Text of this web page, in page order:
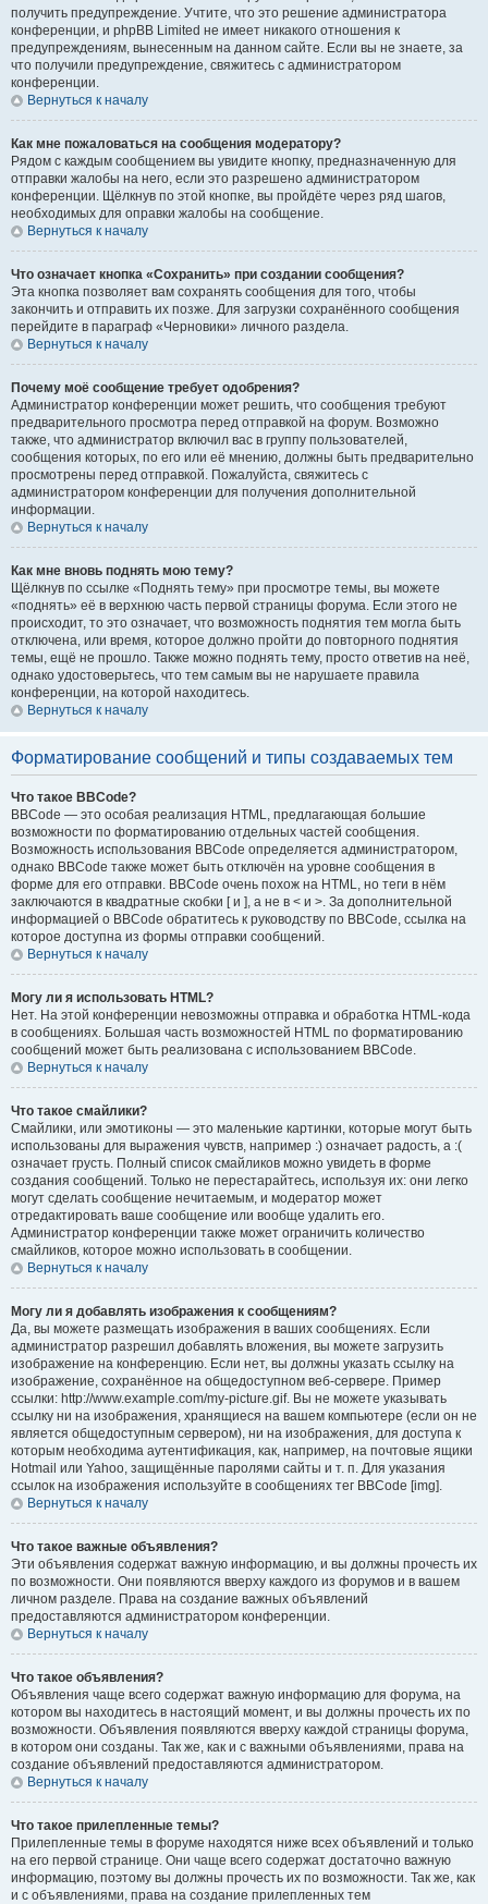
получить предупреждение. Учтите, что это решение администратора
конференции, и phpBB Limited не имеет никакого отношения к
предупреждениям, вынесенным на данном сайте. Если вы не знаете, за
что получили предупреждение, свяжитесь с администратором
конференции.
Вернуться к началу
Как мне пожаловаться на сообщения модератору?
Рядом с каждым сообщением вы увидите кнопку, предназначенную для
отправки жалобы на него, если это разрешено администратором
конференции. Щёлкнув по этой кнопке, вы пройдёте через ряд шагов,
необходимых для оправки жалобы на сообщение.
Вернуться к началу
Что означает кнопка «Сохранить» при создании сообщения?
Эта кнопка позволяет вам сохранять сообщения для того, чтобы
закончить и отправить их позже. Для загрузки сохранённого сообщения
перейдите в параграф «Черновики» личного раздела.
Вернуться к началу
Почему моё сообщение требует одобрения?
Администратор конференции может решить, что сообщения требуют
предварительного просмотра перед отправкой на форум. Возможно
также, что администратор включил вас в группу пользователей,
сообщения которых, по его или её мнению, должны быть предварительно
просмотрены перед отправкой. Пожалуйста, свяжитесь с
администратором конференции для получения дополнительной
информации.
Вернуться к началу
Как мне вновь поднять мою тему?
Щёлкнув по ссылке «Поднять тему» при просмотре темы, вы можете
«поднять» её в верхнюю часть первой страницы форума. Если этого не
происходит, то это означает, что возможность поднятия тем могла быть
отключена, или время, которое должно пройти до повторного поднятия
темы, ещё не прошло. Также можно поднять тему, просто ответив на неё,
однако удостоверьтесь, что тем самым вы не нарушаете правила
конференции, на которой находитесь.
Вернуться к началу
Форматирование сообщений и типы создаваемых тем
Что такое BBCode?
BBCode — это особая реализация HTML, предлагающая большие
возможности по форматированию отдельных частей сообщения.
Возможность использования BBCode определяется администратором,
однако BBCode также может быть отключён на уровне сообщения в
форме для его отправки. BBCode очень похож на HTML, но теги в нём
заключаются в квадратные скобки [ и ], а не в < и >. За дополнительной
информацией о BBCode обратитесь к руководству по BBCode, ссылка на
которое доступна из формы отправки сообщений.
Вернуться к началу
Могу ли я использовать HTML?
Нет. На этой конференции невозможны отправка и обработка HTML-кода
в сообщениях. Большая часть возможностей HTML по форматированию
сообщений может быть реализована с использованием BBCode.
Вернуться к началу
Что такое смайлики?
Смайлики, или эмотиконы — это маленькие картинки, которые могут быть
использованы для выражения чувств, например :) означает радость, а :(
означает грусть. Полный список смайликов можно увидеть в форме
создания сообщений. Только не перестарайтесь, используя их: они легко
могут сделать сообщение нечитаемым, и модератор может
отредактировать ваше сообщение или вообще удалить его.
Администратор конференции также может ограничить количество
смайликов, которое можно использовать в сообщении.
Вернуться к началу
Могу ли я добавлять изображения к сообщениям?
Да, вы можете размещать изображения в ваших сообщениях. Если
администратор разрешил добавлять вложения, вы можете загрузить
изображение на конференцию. Если нет, вы должны указать ссылку на
изображение, сохранённое на общедоступном веб-сервере. Пример
ссылки: http://www.example.com/my-picture.gif. Вы не можете указывать
ссылку ни на изображения, хранящиеся на вашем компьютере (если он не
является общедоступным сервером), ни на изображения, для доступа к
которым необходима аутентификация, как, например, на почтовые ящики
Hotmail или Yahoo, защищённые паролями сайты и т. п. Для указания
ссылок на изображения используйте в сообщениях тег BBCode [img].
Вернуться к началу
Что такое важные объявления?
Эти объявления содержат важную информацию, и вы должны прочесть их
по возможности. Они появляются вверху каждого из форумов и в вашем
личном разделе. Права на создание важных объявлений
предоставляются администратором конференции.
Вернуться к началу
Что такое объявления?
Объявления чаще всего содержат важную информацию для форума, на
котором вы находитесь в настоящий момент, и вы должны прочесть их по
возможности. Объявления появляются вверху каждой страницы форума,
в котором они созданы. Так же, как и с важными объявлениями, права на
создание объявлений предоставляются администратором.
Вернуться к началу
Что такое прилепленные темы?
Прилепленные темы в форуме находятся ниже всех объявлений и только
на его первой странице. Они чаще всего содержат достаточно важную
информацию, поэтому вы должны прочесть их по возможности. Так же, как
и с объявлениями, права на создание прилепленных тем